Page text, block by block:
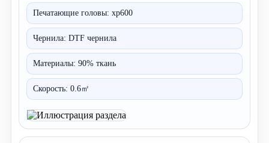
Печатающие головы: xp600
Чернила: DTF чернила
Материалы: 90% ткань
Скорость: 0.6㎡